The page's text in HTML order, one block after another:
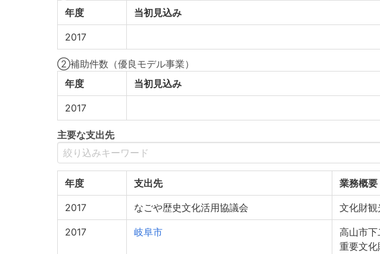
年度
当初見込み
2017
②補助件数（優良モデル事業）
年度
当初見込み
2017
主要な支出先
年度 支出先 業務概要
2017 なごや歴史文化活用協議会 文化財
2017 岐阜市
高山市
重要文